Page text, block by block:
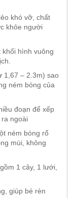
khó vỡ, chất
khỏe người
hình vuông
1,67 – 2.3m) sao
ném bóng của
đoạn để xếp
ngoài
ném bóng rổ
mùi, không
1 cây, 1 lưới,
giúp bé rèn